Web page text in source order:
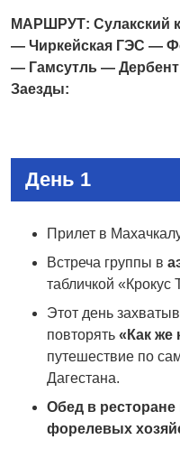
МАРШРУТ: Сулакский
— Чиркейская ГЭС —
— Гамсутль —
Заезды:
День 1
Прилет в
Встреча группы в
табличкой «Крокус
Этот день
повторять «Как же
путешествие по
Дагестана.
Обед в
форелевых